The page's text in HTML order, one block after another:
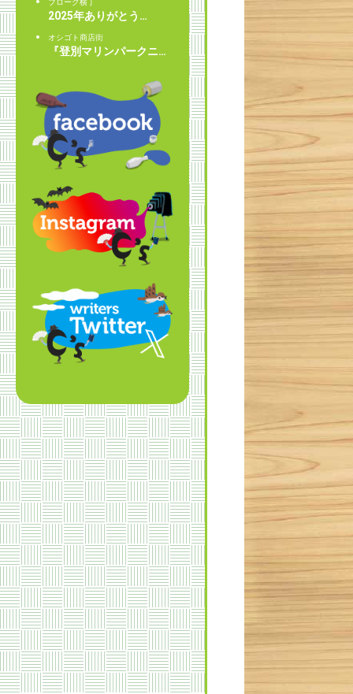
ブローグ横丁
2025年ありがとう…
オシゴト商店街
『登別マリンパークニ…